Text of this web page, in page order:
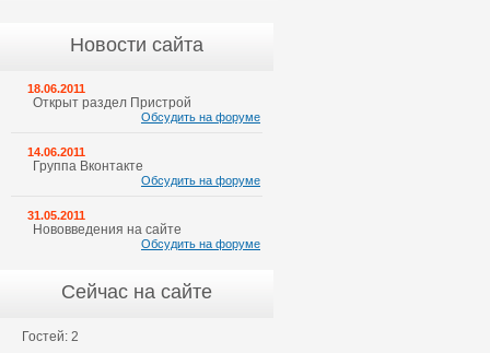
Новости сайта
18.06.2011
Открыт раздел Пристрой
Обсудить на форуме
14.06.2011
Группа Вконтакте
Обсудить на форуме
31.05.2011
Нововведения на сайте
Обсудить на форуме
Сейчас на сайте
Гостей: 2